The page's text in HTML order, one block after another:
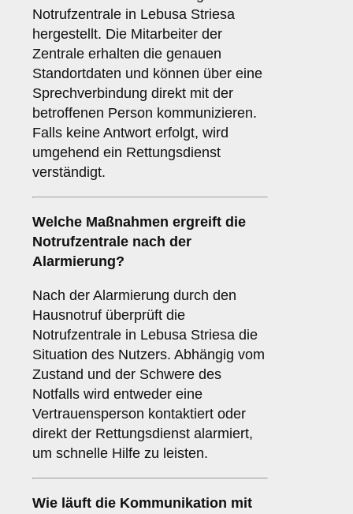
Notrufzentrale in Lebusa Striesa
hergestellt. Die Mitarbeiter der
Zentrale erhalten die genauen
Standortdaten und können über eine
Sprechverbindung direkt mit der
betroffenen Person kommunizieren.
Falls keine Antwort erfolgt, wird
umgehend ein Rettungsdienst
verständigt.
Welche Maßnahmen ergreift die
Notrufzentrale nach der
Alarmierung?
Nach der Alarmierung durch den
Hausnotruf überprüft die
Notrufzentrale in Lebusa Striesa die
Situation des Nutzers. Abhängig vom
Zustand und der Schwere des
Notfalls wird entweder eine
Vertrauensperson kontaktiert oder
direkt der Rettungsdienst alarmiert,
um schnelle Hilfe zu leisten.
Wie läuft die Kommunikation mit